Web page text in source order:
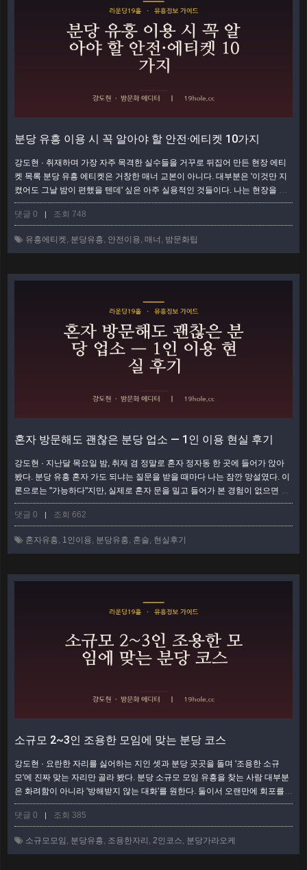
분당 유흥 이용 시 꼭 알아야 할 안전·에티켓 10가지
강도현 · 취재하며 가장 자주 목격한 실수들을 거꾸로 뒤집어 만든 현장 에티
켓 목록 분당 유흥 에티켓은 거창한 매너 교본이 아니다. 대부분은 '이것만 지
켰어도 그날 밤이 편했을 텐데' 싶은 아주 실용적인 것들이다. 나는 현장을 돌
며 손님과 업소 사이에서 벌어지는 마찰을 숱하게 봤고, 그 원인은 놀랄 만큼
반복됐다. 아래 10가지는 그 반복을 뒤집어 정리한 체크리스트다. 각 항목마
가기 전에 챙길 것 (예약·준비 단계) 대부분의 불편은 자리에 앉기 전, 즉 …
댓글 0 | 조회 748
유흥에티켓, 분당유흥, 안전이용, 매너 , 밤문화팁
혼자 방문해도 괜찮은 분당 업소 — 1인 이용 현실 후기
강도현 · 지난달 목요일 밤, 취재 겸 정말로 혼자 정자동 한 곳에 들어가 앉아
봤다. 분당 유흥 혼자 가도 되냐는 질문을 받을 때마다 나는 잠깐 망설였다. 이
론으로는 "가능하다"지만, 실제로 혼자 문을 밀고 들어가 본 경험이 없으면 무
책임한 답 같았다. 그래서 직접 해봤다. 이 글은 매뉴얼이 아니라, 1인으로 앉
아 술 한 잔 시키고 나오기까지의 솔직한 현장 기록이다. 혼자 가려다 망설이
솔직히 가게 앞에서 담배 한 대 태울 시간만큼 서성였다. 유흥은 …
댓글 0 | 조회 662
혼자유흥, 1인이용, 분당유흥, 혼술, 현실후기
소규모 2~3인 조용한 모임에 맞는 분당 코스
강도현 · 요란한 자리를 싫어하는 지인 셋과 분당 곳곳을 돌며 '조용한 소규
모'에 진짜 맞는 자리만 골라 봤다. 분당 소규모 모임 유흥을 찾는 사람 대부분
은 화려함이 아니라 '방해받지 않는 대화'를 원한다. 둘이서 오랜만에 회포를
풀거나, 셋이 조용히 한잔하며 근황을 나누는 자리. 인원이 적을수록 큰 방과
시끄러운 세팅은 오히려 부담이 된다. 이 글은 2~3인이 편하게 앉을 수 있는
는 '고르는 기준'이 다른가 인원이 대여섯을 넘으면 방 크기와 흥이 관건이…
댓글 0 | 조회 385
소규모모임 , 분당유흥, 조용한자리 , 2인코스, 분당가라오케